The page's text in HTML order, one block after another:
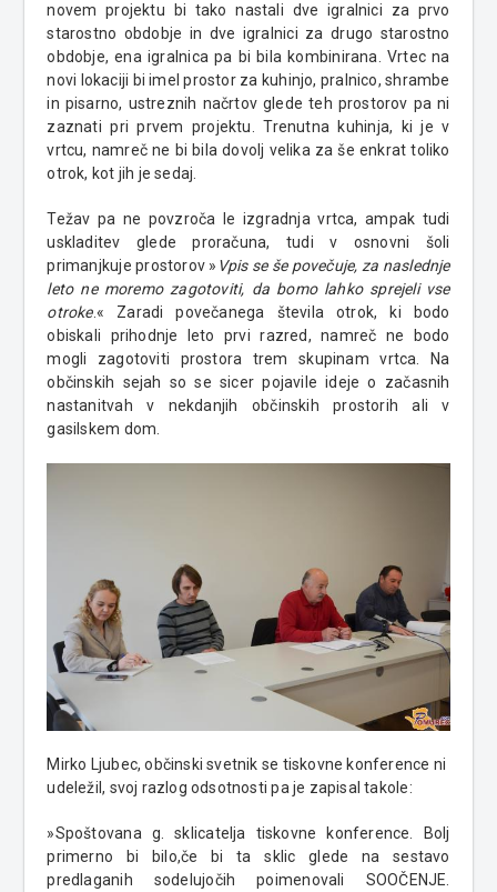
novem projektu bi tako nastali dve igralnici za prvo
starostno obdobje in dve igralnici za drugo starostno
obdobje, ena igralnica pa bi bila kombinirana. Vrtec na
novi lokaciji bi imel prostor za kuhinjo, pralnico, shrambe
in pisarno, ustreznih načrtov glede teh prostorov pa ni
zaznati pri prvem projektu. Trenutna kuhinja, ki je v
vrtcu, namreč ne bi bila dovolj velika za še enkrat toliko
otrok, kot jih je sedaj.
Težav pa ne povzroča le izgradnja vrtca, ampak tudi
uskladitev glede proračuna, tudi v osnovni šoli
primanjkuje prostorov » Vpis se še povečuje, za naslednje
leto ne moremo zagotoviti, da bomo lahko sprejeli vse
otroke.« Zaradi povečanega števila otrok, ki bodo
obiskali prihodnje leto prvi razred, namreč ne bodo
mogli zagotoviti prostora trem skupinam vrtca. Na
občinskih sejah so se sicer pojavile ideje o začasnih
nastanitvah v nekdanjih občinskih prostorih ali v
gasilskem dom.
Mirko Ljubec, občinski svetnik se tiskovne konference ni
udeležil, svoj razlog odsotnosti pa je zapisal takole:
»Spoštovana g. sklicatelja tiskovne konference. Bolj
primerno bi bilo,če bi ta sklic glede na sestavo
predlaganih sodelujočih poimenovali SOOČENJE.